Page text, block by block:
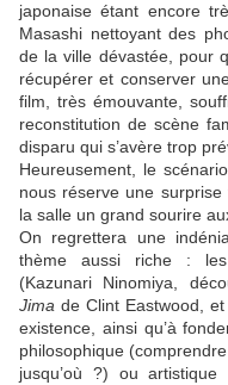
japonaise étant encore
Masashi nettoyant des
de la ville dévastée, pour
récupérer et conserver
film, très émouvante,
reconstitution de scène
disparu qui s’avère trop
Heureusement, le
nous réserve une
la salle un grand sourire
On regrettera une
thème aussi riche : les
(Kazunari Ninomiya ,
Jima de Clint Eastwood ,
existence, ainsi qu’à
philosophique
jusqu’où ?) ou